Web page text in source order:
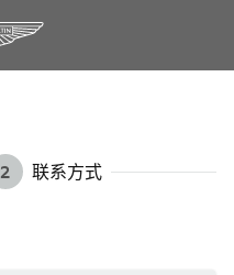
2 联系方式